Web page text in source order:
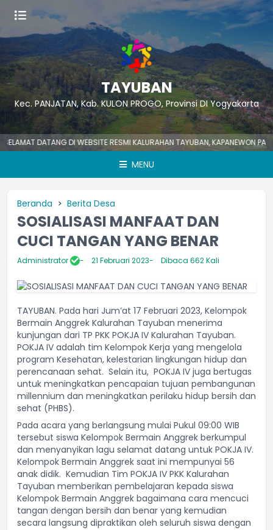
TAYUBAN
Kec. PANJATAN, Kab. KULON PROGO, Provinsi DI Yogyakarta
DATANG DI WEBSITE RESMI KALURAHAN TAYUBAN, KAPANEWON
MENU
Beranda Berita Desa
SOSIALISASI MANFAAT DAN
CUCI TANGAN YANG BENAR
Administrator 21 Februari 2023 Dibaca 662 Kali
TAYUBAN. Pada hari Jum’at 17 Februari 2023, Kelompok
Bermain Anggrek Kalurahan Tayuban menerima
kunjungan dari TP PKK POKJA IV Kalurahan Tayuban.
POKJA IV adalah tim Kelompok Kerja yang mengelola
program Kesehatan, kelestarian lingkungan hidup dan
perencanaan sehat. Selain itu, POKJA IV juga bertugas
untuk meningkatkan pencapaian tujuan pembangunan
millennium dan meningkatkan perilaku hidup bersih dan
sehat (PHBS).
Pada acara yang berlangsung mulai Pukul 09:00 WIB
tersebut siswa Kelompok Bermain Anggrek berkumpul
dan menyanyikan lagu selamat datang untuk POKJA IV.
Kelompok Bermain Anggrek saat ini mempunyai 56
anak didik. Kemudian Tim POKJA IV PKK Kalurahan
Tayuban memberikan pembelajaran kepada siswa
Kelompok Bermain Anggrek bagaimana cara mencuci
tangan dengan bersih dan benar yang kemudian
secara langsung dipraktikan oleh seluruh siswa dengan